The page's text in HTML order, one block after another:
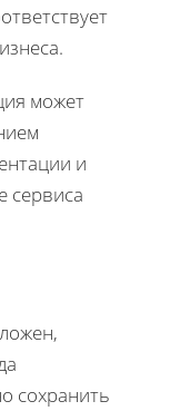
может
и
сервиса
сохранить